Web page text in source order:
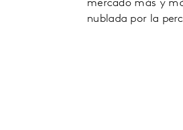
mercado más y
nublada por la